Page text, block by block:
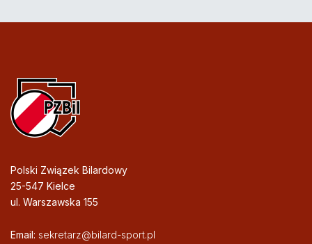
Polski Związek Bilardowy
25-547 Kielce
ul. Warszawska 155
Email: sekretarz@bilard-sport.pl